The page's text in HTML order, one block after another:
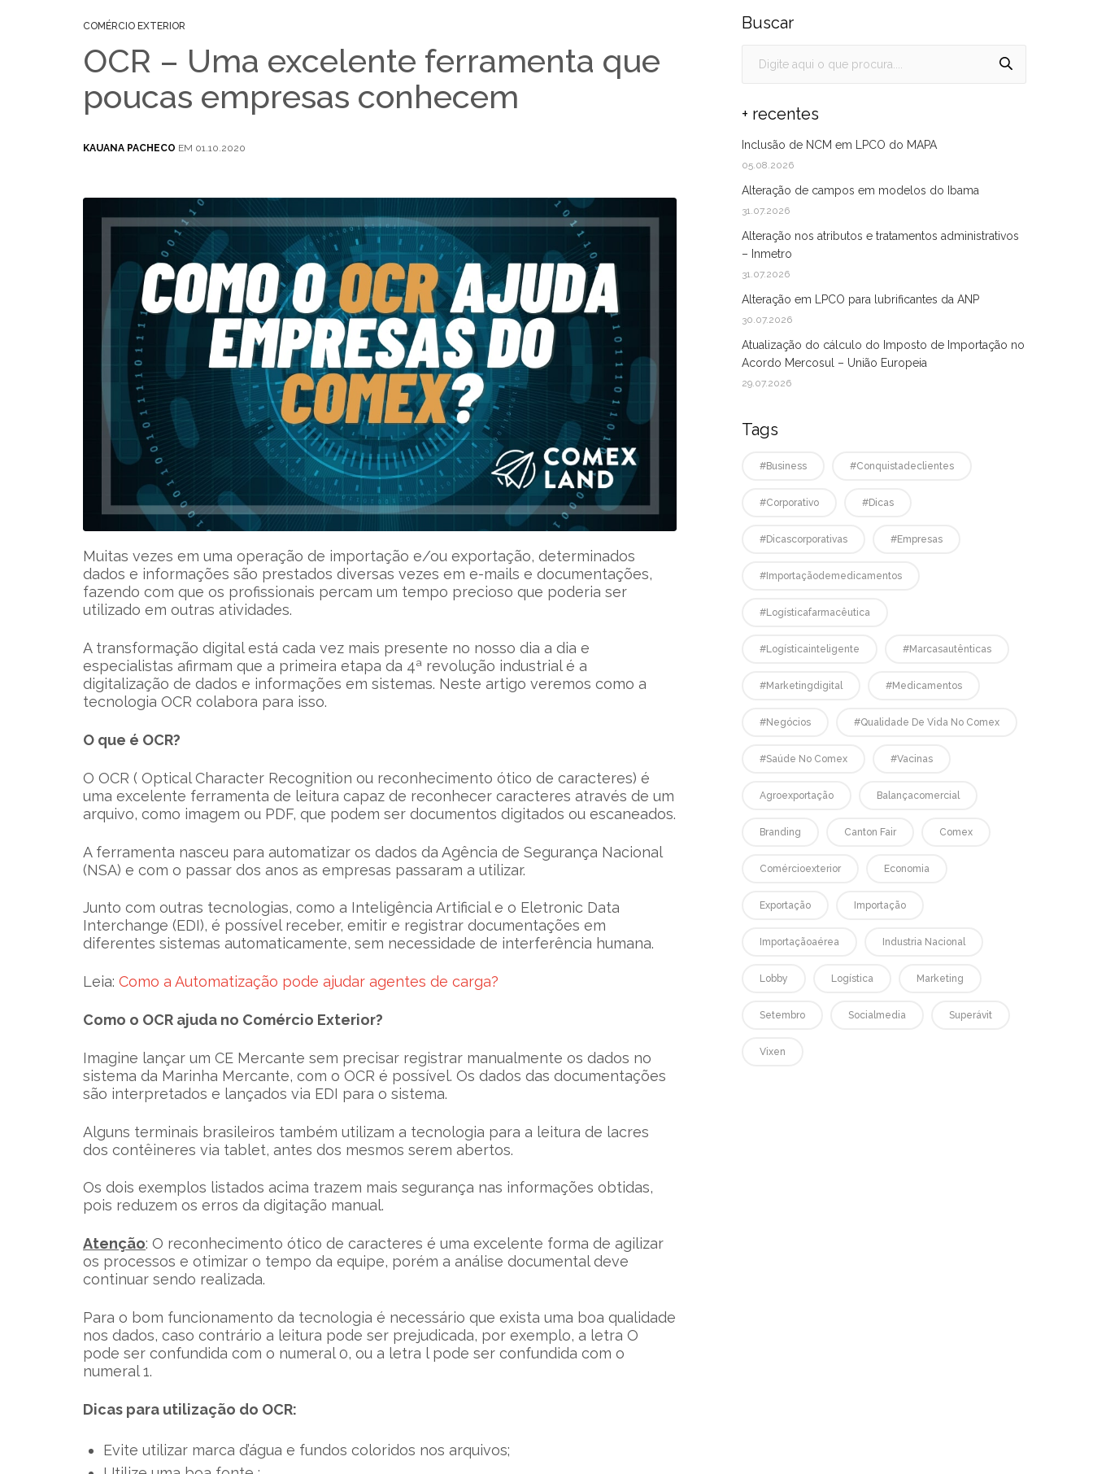
COMÉRCIO EXTERIOR
OCR – Uma excelente ferramenta que
poucas empresas conhecem
KAUANA PACHECO EM 01.10.2020
Muitas vezes em uma operação de importação e/ou exportação, determinados
dados e informações são prestados diversas vezes em e-mails e documentações,
fazendo com que os profissionais percam um tempo precioso que poderia ser
utilizado em outras atividades.
A transformação digital está cada vez mais presente no nosso dia a dia e
especialistas afirmam que a primeira etapa da 4ª revolução industrial é a
digitalização de dados e informações em sistemas. Neste artigo veremos como a
tecnologia OCR colabora para isso.
O que é OCR?
O OCR ( Optical Character Recognition ou reconhecimento ótico de caracteres) é
uma excelente ferramenta de leitura capaz de reconhecer caracteres através de um
arquivo, como imagem ou PDF, que podem ser documentos digitados ou escaneados.
A ferramenta nasceu para automatizar os dados da Agência de Segurança Nacional
(NSA) e com o passar dos anos as empresas passaram a utilizar.
Junto com outras tecnologias, como a Inteligência Artificial e o Eletronic Data
Interchange (EDI), é possível receber, emitir e registrar documentações em
diferentes sistemas automaticamente, sem necessidade de interferência humana.
Leia:Como a Automatização pode ajudar agentes de carga?
Como o OCR ajuda no Comércio Exterior?
Imagine lançar um CE Mercante sem precisar registrar manualmente os dados no
sistema da Marinha Mercante, com o OCR é possível. Os dados das documentações
são interpretados e lançados via EDI para o sistema.
Alguns terminais brasileiros também utilizam a tecnologia para a leitura de lacres
dos contêineres via tablet, antes dos mesmos serem abertos.
Os dois exemplos listados acima trazem mais segurança nas informações obtidas,
pois reduzem os erros da digitação manual.
Atenção: O reconhecimento ótico de caracteres é uma excelente forma de agilizar
os processos e otimizar o tempo da equipe, porém a análise documental deve
continuar sendo realizada.
Para o bom funcionamento da tecnologia é necessário que exista uma boa qualidade
nos dados, caso contrário a leitura pode ser prejudicada, por exemplo, a letra O
pode ser confundida com o numeral 0, ou a letra l pode ser confundida com o
numeral 1.
Dicas para utilização do OCR:
Evite utilizar marca d’água e fundos coloridos nos arquivos;
Buscar
+ recentes
Inclusão de NCM em LPCO do MAPA
05.08.2026
Alteração de campos em modelos do Ibama
31.07.2026
Alteração nos atributos e tratamentos administrativos
– Inmetro
31.07.2026
Alteração em LPCO para lubrificantes da ANP
30.07.2026
Atualização do cálculo do Imposto de Importação no
Acordo Mercosul – União Europeia
29.07.2026
Tags
#business #conquistadeclientes
#corporativo #dicas
#dicascorporativas #empresas
#Importaçãodemedicamentos
#logísticafarmacêutica
#logísticainteligente #marcasautênticas
#marketingdigital #medicamentos
#negócios #qualidade De Vida No Comex
#saúde No Comex #vacinas
Agroexportação Balançacomercial
Branding Canton Fair Comex
Comércioexterior Economia
Exportação Importação
Importaçãoaérea Industria Nacional
Lobby Logística Marketing
Setembro Socialmedia Superávit
Vixen